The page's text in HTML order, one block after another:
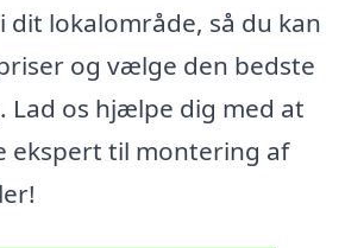
dit lokalområde, så du kan
og vælge den bedste
Lad os hjælpe dig med at
ekspert til montering af